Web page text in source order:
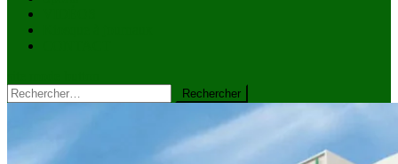
Rechercher :